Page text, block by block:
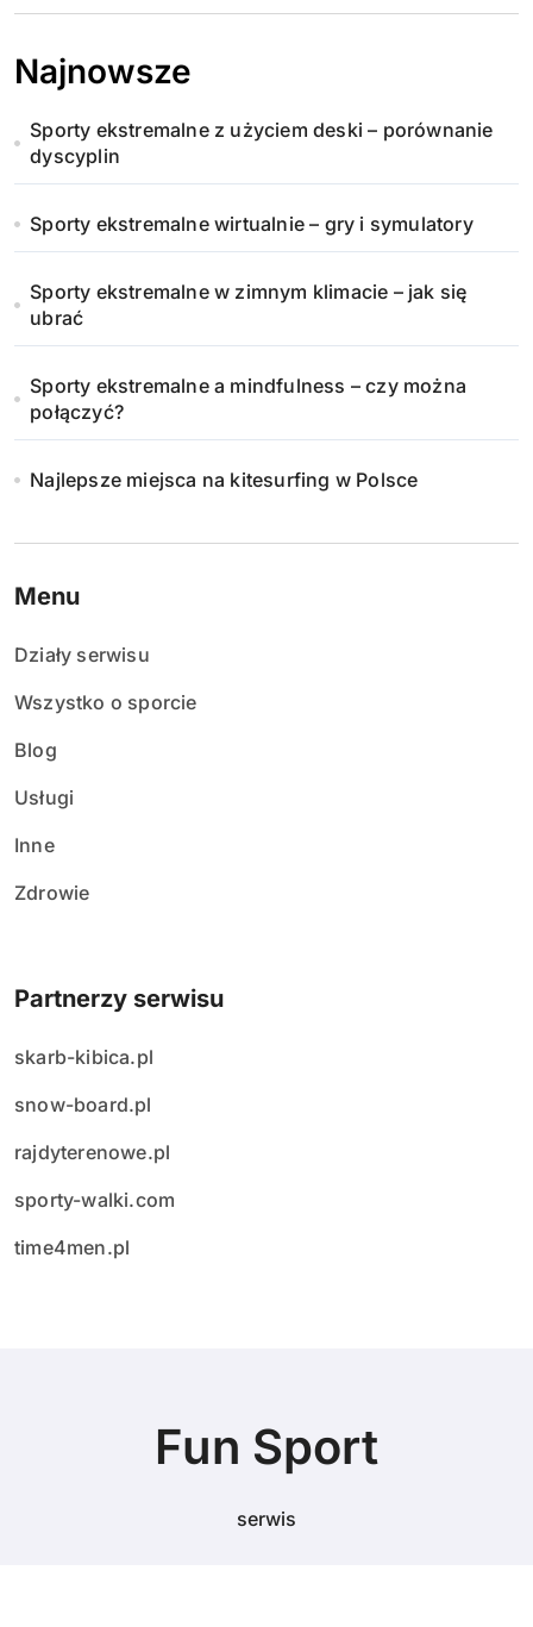
Najnowsze
Sporty ekstremalne z użyciem deski – porównanie
dyscyplin
Sporty ekstremalne wirtualnie – gry i symulatory
Sporty ekstremalne w zimnym klimacie – jak się
ubrać
Sporty ekstremalne a mindfulness – czy można
połączyć?
Najlepsze miejsca na kitesurfing w Polsce
Menu
Działy serwisu
Wszystko o sporcie
Blog
Usługi
Inne
Zdrowie
Partnerzy serwisu
skarb-kibica.pl
snow-board.pl
rajdyterenowe.pl
sporty-walki.com
time4men.pl
Fun Sport
serwis